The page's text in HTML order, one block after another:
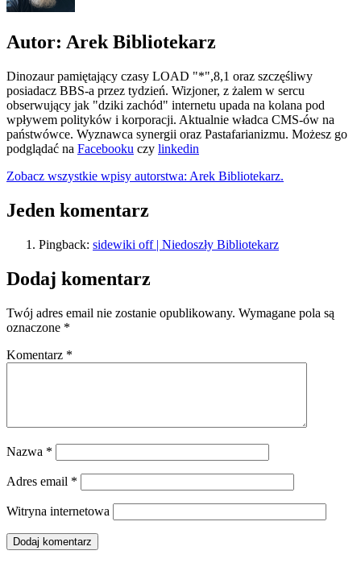
Autor: Arek Bibliotekarz
Dinozaur pamiętający czasy LOAD "*",8,1 oraz szczęśliwy
posiadacz BBS-a przez tydzień. Wizjoner, z żalem w sercu
obserwujący jak "dziki zachód" internetu upada na kolana pod
wpływem polityków i korporacji. Aktualnie władca CMS-ów na
państwówce. Wyznawca synergii oraz Pastafarianizmu. Możesz go
podglądać na Facebooku czy linkedin
Zobacz wszystkie wpisy autorstwa: Arek Bibliotekarz.
Jeden komentarz
Pingback: sidewiki off | Niedoszły Bibliotekarz
Dodaj komentarz
Twój adres email nie zostanie opublikowany. Wymagane pola są
oznaczone *
Komentarz *
Nazwa *
Adres email *
Witryna internetowa